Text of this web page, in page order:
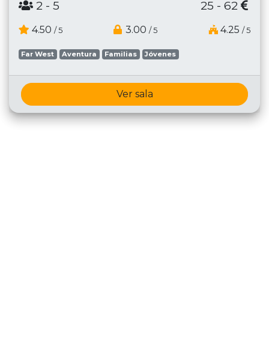
2 - 5 25 - 62
4.50 / 5 3.00 / 5 4.25 / 5
Far West Aventura Familias Jóvenes
Ver sala